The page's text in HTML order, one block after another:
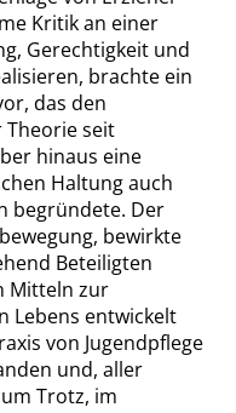
Kritik an einer
Gerechtigkeit und
brachte ein
das den
Theorie seit
hinaus eine
Haltung auch
begründete. Der
bewirkte
Beteiligten
Mitteln zur
Lebens entwickelt
von Jugendpflege
und, aller
Trotz, im